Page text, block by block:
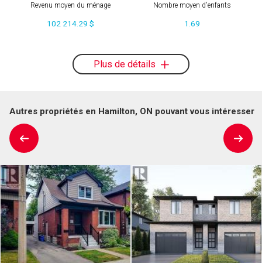
Revenu moyen du ménage
102 214.29 $
Nombre moyen d'enfants
1.69
Plus de détails
Autres propriétés en Hamilton, ON pouvant vous intéresser